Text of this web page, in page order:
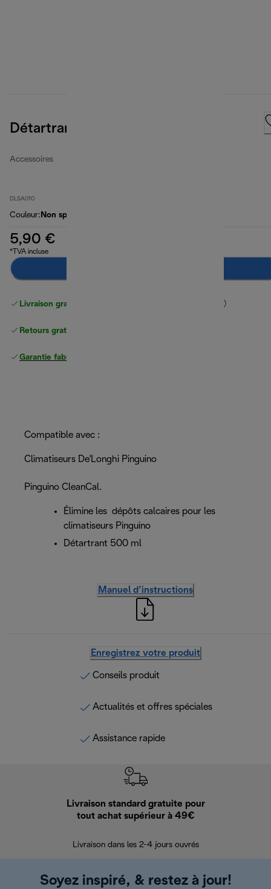
Détartrant CleanCal Pinguino
Accessoires
DLSA010
Couleur: Non spécifié
5,90 €
*TVA incluse
Livraison gratuite standard
Retours gratuits
Garantie fabricant complète
Compatible avec :
Climatiseurs De'Longhi Pinguino
Pinguino CleanCal.
Élimine les dépôts calcaires pour les
climatiseurs Pinguino
Détartrant 500 ml
Manuel d’instructions
Enregistrez votre produit
Conseils produit
Actualités et offres spéciales
Assistance rapide
Livraison standard gratuite pour
tout achat supérieur à 49€
Livraison dans les 2-4 jours ouvrés
Soyez inspiré, & restez à jour!